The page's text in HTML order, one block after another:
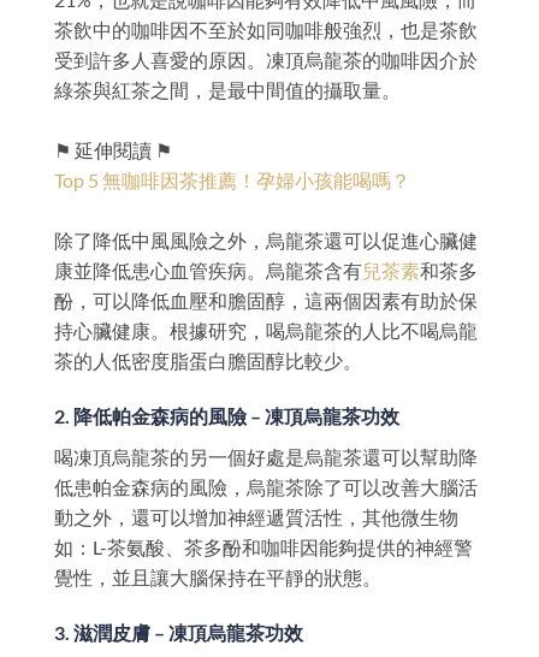
茶飲中的咖啡因不至於如同咖啡般強烈，也是茶飲
受到許多人喜愛的原因。凍頂烏龍茶的咖啡因介於
綠茶與紅茶之間，是最中間值的攝取量。
⚑ 延伸閱讀 ⚑
Top 5 無咖啡因茶推薦！孕婦小孩能喝嗎？
除了降低中風風險之外，烏龍茶還可以促進心臟健
康並降低患心血管疾病。烏龍茶含有兒茶素和茶多
酚，可以降低血壓和膽固醇，這兩個因素有助於保
持心臟健康。根據研究，喝烏龍茶的人比不喝烏龍
茶的人低密度脂蛋白膽固醇比較少。
2. 降低帕金森病的風險 – 凍頂烏龍茶功效
喝凍頂烏龍茶的另一個好處是烏龍茶還可以幫助降
低患帕金森病的風險，烏龍茶除了可以改善大腦活
動之外，還可以增加神經遞質活性，其他微生物
如：L-茶氨酸、茶多酚和咖啡因能夠提供的神經警
覺性，並且讓大腦保持在平靜的狀態。
3. 滋潤皮膚 – 凍頂烏龍茶功效